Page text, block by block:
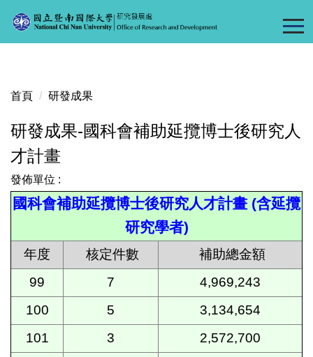
到
主
容
首頁 研發成果
研發成果-國科會補助延攬博士後研究人
才計畫
發佈單位 :
國科會補助延攬博士後研究人才計畫 (含延攬
研究學者)
年度 核定件數
補助總金額
99
7
4,969,243
100
5
3,134,654
101
3
2,572,700